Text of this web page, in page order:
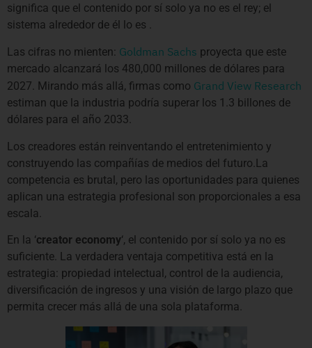
significa que el contenido por sí solo ya no es el rey; el
sistema alrededor de él lo es .
Las cifras no mienten: Goldman Sachs proyecta que este
mercado alcanzará los 480,000 millones de dólares para
2027. Mirando más allá, firmas como Grand View Research
estiman que la industria podría superar los 1.3 billones de
dólares para el año 2033.
Los creadores están reinventando el entretenimiento y
construyendo las compañías de medios del futuro.La
competencia es brutal, pero las oportunidades para quienes
aplican una estrategia profesional son proporcionales a esa
escala.
En la ‘creator economy‘, el contenido por sí solo ya no es
suficiente. La verdadera ventaja competitiva está en la
estrategia: propiedad intelectual, control de la audiencia,
diversificación de ingresos y una visión de largo plazo que
permita crecer más allá de una sola plataforma.